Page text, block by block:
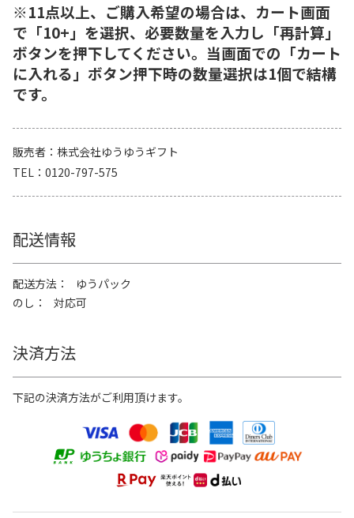
※11点以上、ご購入希望の場合は、カート画面
で「10+」を選択、必要数量を入力し「再計算」
ボタンを押下してください。当画面での「カート
に入れる」ボタン押下時の数量選択は1個で結構
です。
販売者
株式会社ゆうゆうギフト
TEL
0120-797-575
配送情報
配送方法
ゆうパック
のし
対応可
決済方法
下記の決済方法がご利用頂けます。